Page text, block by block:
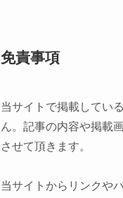
免責事項
当サイトで掲載してい
ん。記事の内容や掲載
させて頂きます。
当サイトからリンクや